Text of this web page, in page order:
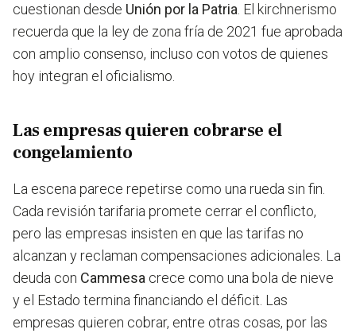
cuestionan desde Unión por la Patria . El kirchnerismo
recuerda que la ley de zona fría de 2021 fue aprobada
con amplio consenso, incluso con votos de quienes
hoy integran el oficialismo.
Las empresas quieren cobrarse el
congelamiento
La escena parece repetirse como una rueda sin fin.
Cada revisión tarifaria promete cerrar el conflicto,
pero las empresas insisten en que las tarifas no
alcanzan y reclaman compensaciones adicionales. La
deuda con Cammesa crece como una bola de nieve
y el Estado termina financiando el déficit. Las
empresas quieren cobrar, entre otras cosas, por las